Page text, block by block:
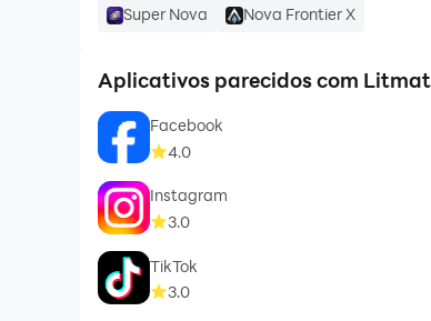
Super Nova
Nova Frontier X
Aplicativos parecidos com
Facebook
4.0
Instagram
3.0
TikTok
3.0